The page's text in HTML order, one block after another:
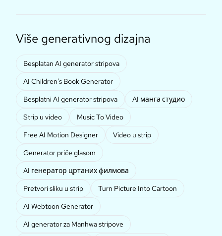
Više generativnog dizajna
Besplatan AI generator stripova
AI Children's Book Generator
Besplatni AI generator stripova
AI манга студио
Strip u video
Music To Video
Free AI Motion Designer
Video u strip
Generator priče glasom
AI генератор цртаних филмова
Pretvori sliku u strip
Turn Picture Into Cartoon
AI Webtoon Generator
AI generator za Manhwa stripove